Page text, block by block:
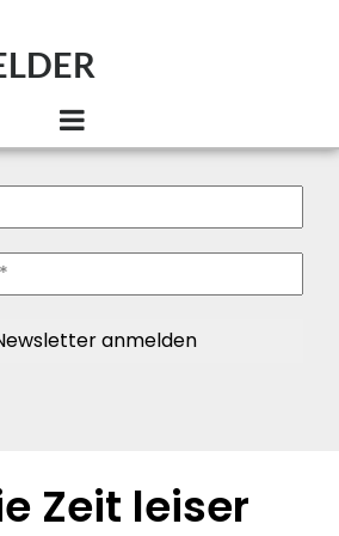
Zeit leiser